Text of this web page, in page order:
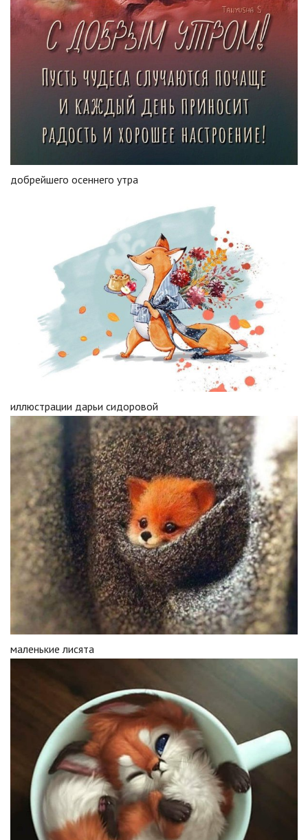
добрейшего осеннего утра
иллюстрации дарьи сидоровой
маленькие лисята